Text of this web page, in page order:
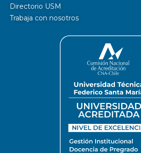
Directorio USM
Trabaja con nosotros